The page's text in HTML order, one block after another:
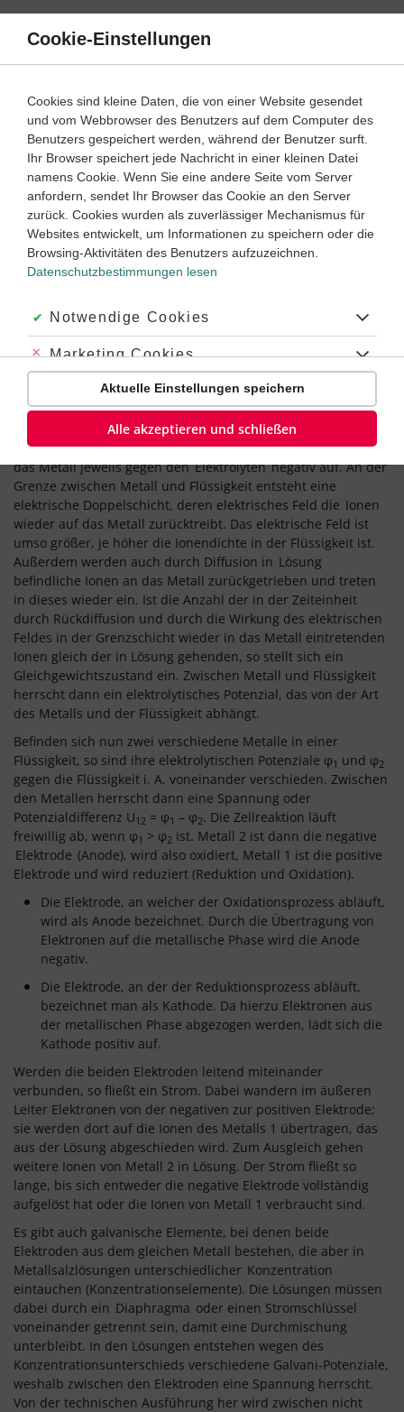
Direkt
Inhalt
Chemie 5. Klasse ‐ Abitur
Galvanisches Element
[nach Luigi Galvani; * 1737, † 1798]:Elektrochemische Zelle
in der die freie Energie eines chemischen oder physikalischen
Vorgangs in freie elektrische Energie umgewandelt wird. Ein
galvanisches Element bestehen im einfachsten Fall aus zwei
miteinander sowohl elektrolytisch als auch metallisch leitend
(über einen Verbraucher) verbunden sind. Zwischen den
Metallen tritt dabei eine Spannung auf, die eine Folge der
zwischen Metallen und Flüssigkeiten entstehenden
Berührungsspannung ist. Diese Berührungsspannungen
werden elektrolytische Potenziale (Galvani-Potenziale)
genannt. Da aus jedem Metall geringe Mengen von positiven
Metall-Ionen in die umgebende Flüssigkeit treten, lädt sich
das Metall jeweils gegen denElektrolytennegativ auf. An der
Grenze zwischen Metall und Flüssigkeit entsteht eine
elektrische Doppelschicht, deren elektrisches Feld die Ionen
wieder auf das Metall zurücktreibt. Das elektrische Feld ist
umso größer, je höher die Ionendichte in der Flüssigkeit ist.
Außerdem werden auch durch Diffusion in Lösung
befindliche Ionen an das Metall zurückgetrieben und treten
in dieses wieder ein. Ist die Anzahl der in der Zeiteinheit
durch Rückdiffusion und durch die Wirkung des elektrischen
Feldes in der Grenzschicht wieder in das Metall eintretenden
Ionen gleich der in Lösung gehenden, so stellt sich ein
Gleichgewichtszustand ein. Zwischen Metall und Flüssigkeit
herrscht dann ein elektrolytisches Potenzial, das von der Art
des Metalls und der Flüssigkeit abhängt.
Befinden sich nun zwei verschiedene Metalle in einer
Flüssigkeit, so sind ihre elektrolytischen Potenziale φ1 und φ2
gegen die Flüssigkeit i. A. voneinander verschieden. Zwischen
den Metallen herrscht dann eine Spannung oder
Potenzialdifferenz U12 = φ1 – φ2. Die Zellreaktion läuft
freiwillig ab, wenn φ1 > φ2 ist. Metall 2 ist dann die negative
Elektrode (Anode), wird also oxidiert, Metall 1 ist die positive
Elektrode und wird reduziert (Reduktion und Oxidation).
Die Elektrode, an welcher der Oxidationsprozess abläuft,
wird als Anode bezeichnet. Durch die Übertragung von
Elektronen auf die metallische Phase wird die Anode
negativ.
Die Elektrode, an der der Reduktionsprozess abläuft,
bezeichnet man als Kathode. Da hierzu Elektronen aus
der metallischen Phase abgezogen werden, lädt sich die
Kathode positiv auf.
Werden die beiden Elektroden leitend miteinander
verbunden, so fließt ein Strom. Dabei wandern im äußeren
Leiter Elektronen von der negativen zur positiven Elektrode;
sie werden dort auf die Ionen des Metalls 1 übertragen, das
aus der Lösung abgeschieden wird. Zum Ausgleich gehen
weitere Ionen von Metall 2 in Lösung. Der Strom fließt so
lange, bis sich entweder die negative Elektrode vollständig
aufgelöst hat oder die Ionen von Metall 1 verbraucht sind.
Es gibt auch galvanische Elemente, bei denen beide
Elektroden aus dem gleichen Metall bestehen, die aber in
Metallsalzlösungen unterschiedlicher Konzentration
eintauchen (Konzentrationselemente). Die Lösungen müssen
dabei durch ein Diaphragma oder einen Stromschlüssel
voneinander getrennt sein, damit eine Durchmischung
unterbleibt. In den Lösungen entstehen wegen des
Konzentrationsunterschieds verschiedene Galvani-Potenziale,
weshalb zwischen den Elektroden eine Spannung herrscht.
Von der technischen Ausführung her wird zwischen nicht
Cookie-Einstellungen
Cookies sind kleine Daten, die von einer Website gesendet
und vom Webbrowser des Benutzers auf dem Computer des
Benutzers gespeichert werden, während der Benutzer surft.
Ihr Browser speichert jede Nachricht in einer kleinen Datei
namens Cookie. Wenn Sie eine andere Seite vom Server
anfordern, sendet Ihr Browser das Cookie an den Server
zurück. Cookies wurden als zuverlässiger Mechanismus für
Websites entwickelt, um Informationen zu speichern oder die
Browsing-Aktivitäten des Benutzers aufzuzeichnen.
Datenschutzbestimmungen lesen
Akzeptiert:
Notwendige Cookies
Abgelehnt:
Marketing Cookies
Abgelehnt:
Personalisierungs-Cookies
Aktuelle Einstellungen speichern
Alle akzeptieren und schließen